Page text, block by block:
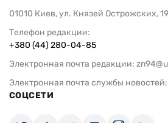
01010 Киев, ул. Князей Острожских,
Телефон редакции:
+380 (44) 280-04-85
Электронная почта редакции:
Электронная почта службы новостей:
СОЦСЕТИ